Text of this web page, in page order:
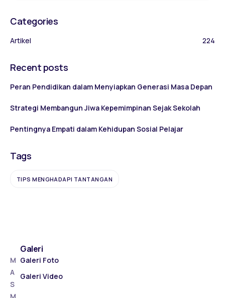
Categories
Artikel 224
Recent posts
Peran Pendidikan dalam Menyiapkan Generasi Masa Depan
Strategi Membangun Jiwa Kepemimpinan Sejak Sekolah
Pentingnya Empati dalam Kehidupan Sosial Pelajar
Tags
TIPS MENGHADAPI TANTANGAN
M
A
S
Galeri
Galeri Foto
Galeri Video